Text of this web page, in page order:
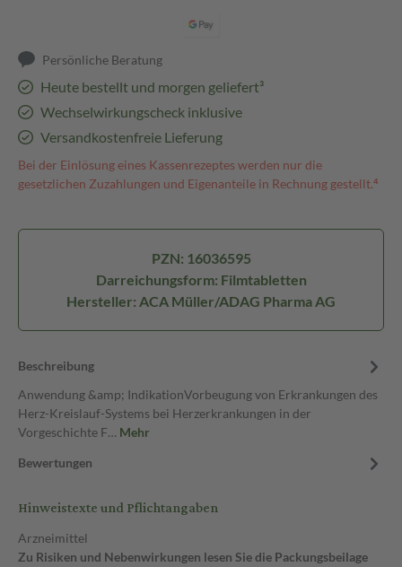
Persönliche Beratung
Heute bestellt und morgen geliefert³
Wechselwirkungscheck inklusive
Versandkostenfreie Lieferung
Bei der Einlösung eines Kassenrezeptes werden nur die
gesetzlichen Zuzahlungen und Eigenanteile in Rechnung gestellt.⁴
PZN: 16036595
Darreichungsform: Filmtabletten
Hersteller: ACA Müller/ADAG Pharma AG
Beschreibung
Anwendung &amp; IndikationVorbeugung von Erkrankungen des
Herz-Kreislauf-Systems bei Herzerkrankungen in der
Vorgeschichte F… Mehr
Bewertungen
Hinweistexte und Pflichtangaben
Arzneimittel
Zu Risiken und Nebenwirkungen lesen Sie die Packungsbeilage